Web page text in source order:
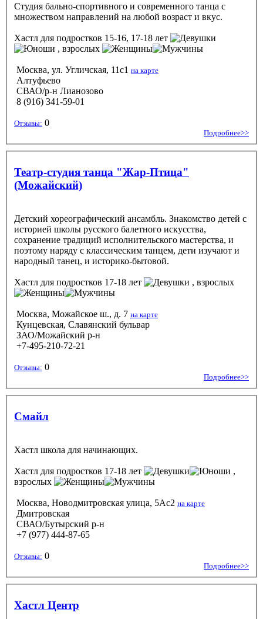
Студия бально-спортивного и современного танца с
множеством направлений на любой возраст и вкус.
Хастл для подростков 15-16, 17-18 лет
, взрослых
Москва, ул. Угличская, 11с1 на карте
Алтуфьево
СВАО/р-н Лианозово
8 (916) 341-59-01
Отзывы: 0
Подробнее>>
Театр-студия танца "Жар-Птица"
(Можайский)
Детский хореографический ансамбль. Знакомство детей с
историей школы русского балетного искусства,
сохранение традиций исполнительского мастерства, и
поэтому наряду с классическим танцем, дети изучают и
народный танец, и историко-бытовой.
Хастл для подростков 17-18 лет , взрослых
Москва, Можайское ш., д. 7 на карте
Кунцевская, Славянский бульвар
ЗАО/Можайский р-н
+7-495-210-72-21
Отзывы: 0
Подробнее>>
Смайл
Хастл школа для начинающих.
Хастл для подростков 17-18 лет
,
взрослых
Москва, Новодмитровская улица, 5Ас2 на карте
Дмитровская
СВАО/Бутырский р-н
+7 (977) 444-87-65
Отзывы: 0
Подробнее>>
Хастл Центр